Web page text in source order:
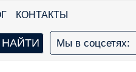
КОНТАКТЫ
Мы в соцсетях: